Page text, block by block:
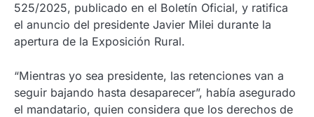
525/2025, publicado en el Boletín Oficial, y ratifica
el anuncio del presidente Javier Milei durante la
apertura de la Exposición Rural.
“Mientras yo sea presidente, las retenciones van a
seguir bajando hasta desaparecer”, había asegurado
el mandatario, quien considera que los derechos de